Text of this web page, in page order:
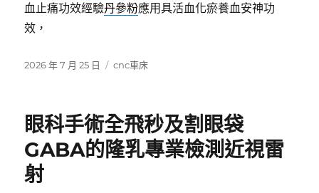
血止痛功效經驗丹參粉應用具活血化瘀養血安神功
效，
發
2026 年 7 月 25 日
分
cnc車床
眼科手術全飛秒及割眼袋
GABA的隆乳專業檢測近視雷
射